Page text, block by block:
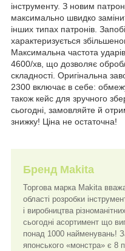
інструменту. З новим
максимально швидко
інших типах патронів.
характеризується
Максимальна частота
4600/хв, що дозволяє
складності. Оригінальна
2300 включає в себе:
також кейс для зручного
сьогодні, замовляйте й
знижку! Ціна не остаточна!
Бренд Makita
Торгова марка Makita
області розробки
і виробництва
сьогодні асортимент що
понад 1000 найменувань!
японського «монстра» є 8